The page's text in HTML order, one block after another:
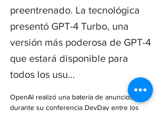
preentrenado. La tecnológica
presentó GPT-4 Turbo, una
versión más poderosa de GPT-4
que estará disponible para
todos los usu…
OpenAI realizó una batería de anuncios
durante su conferencia DevDay entre los